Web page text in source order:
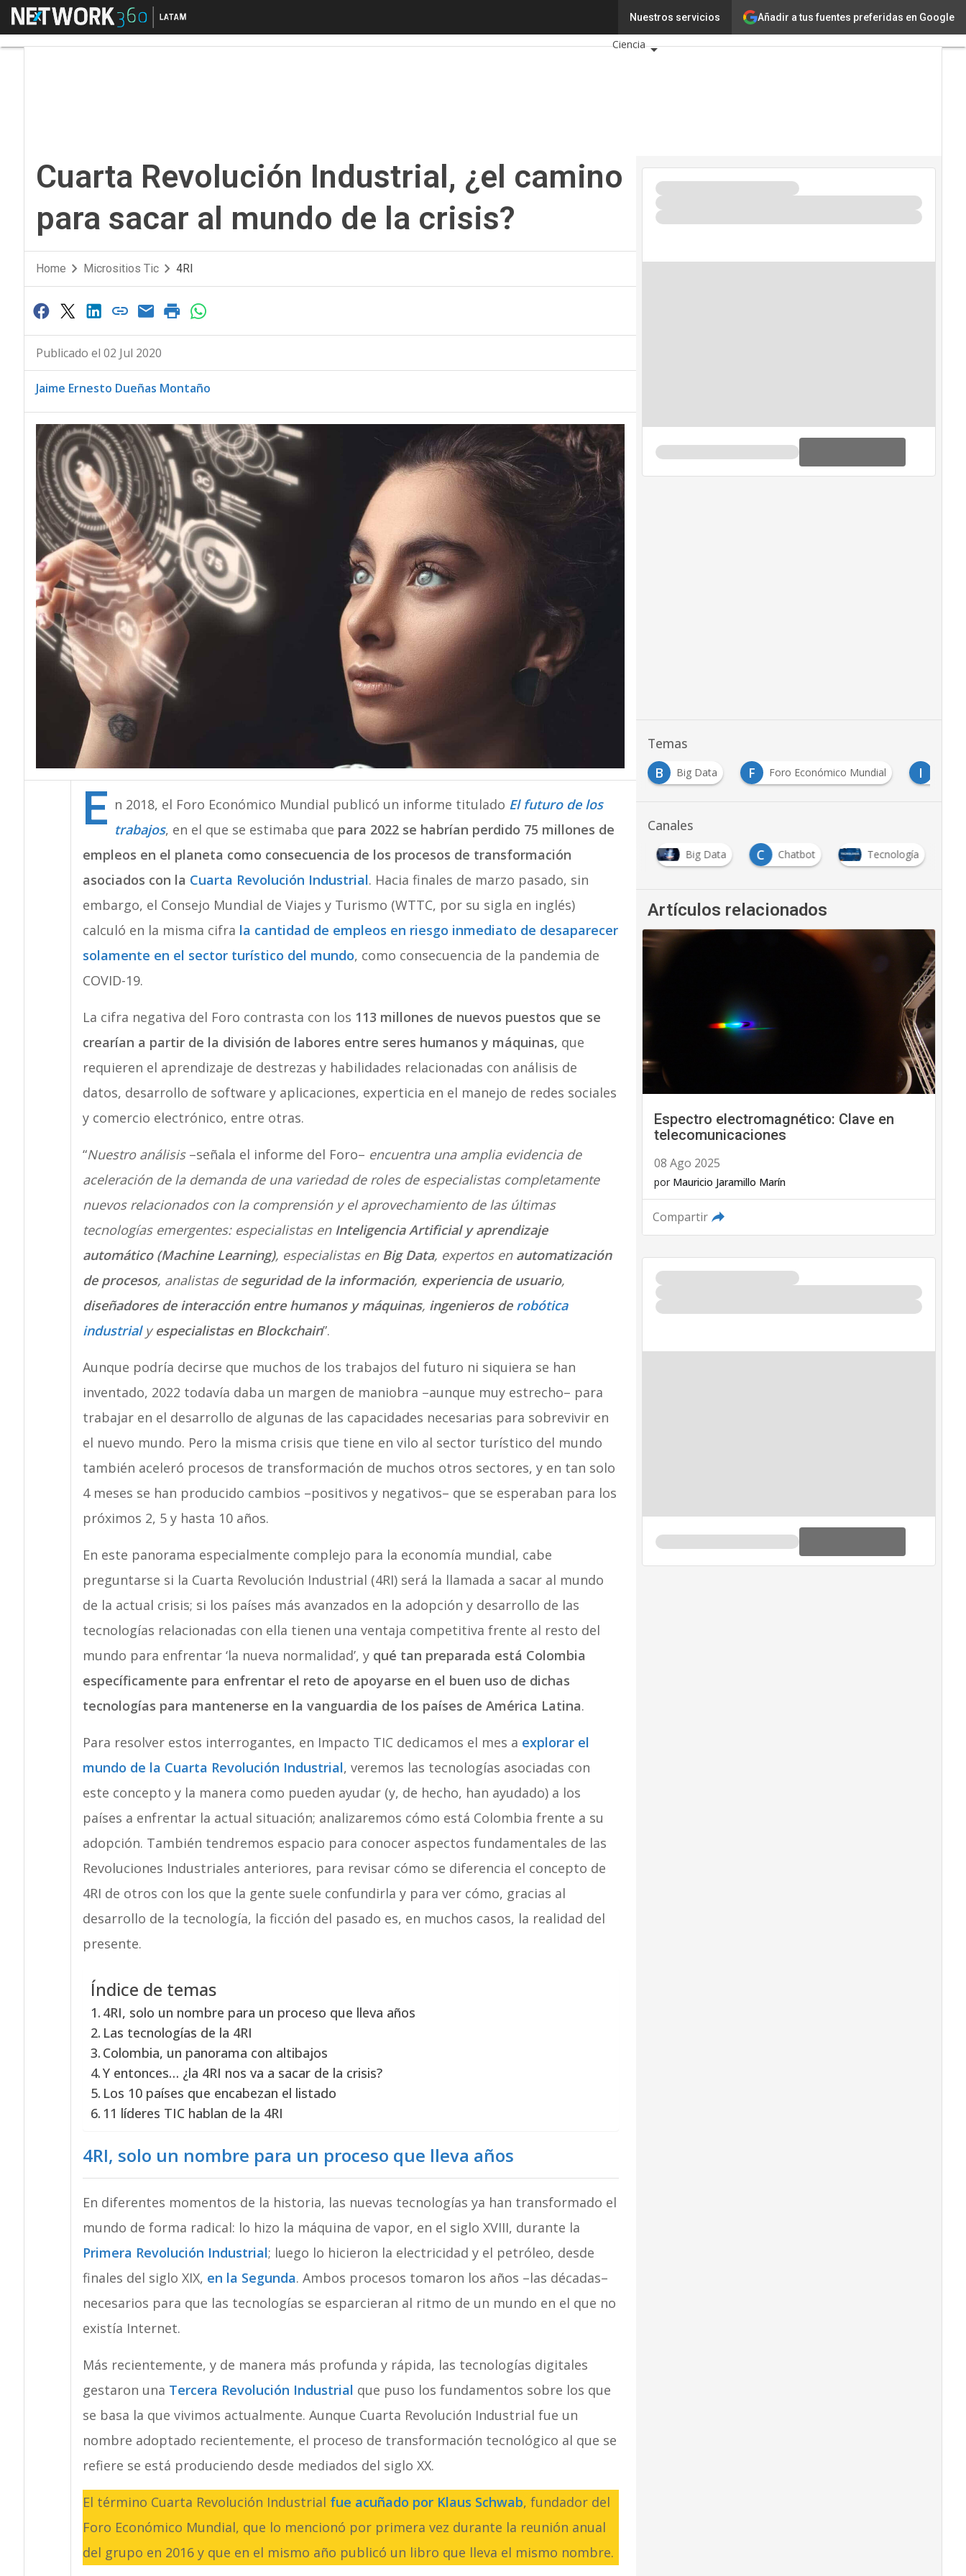
Añadir a tus fuentes preferidas en Google
Nuestros servicios
Menú Tecnología
Innovación
Ciencia
Cuarta Revolución Industrial, ¿el camino
para sacar al mundo de la crisis?
Home Micrositios Tic 4RI
Publicado el 02 Jul 2020
Jaime Ernesto Dueñas Montaño
E n 2018, el Foro Económico Mundial publicó un informe titulado El futuro de los
trabajos, en el que se estimaba que para 2022 se habrían perdido 75 millones de
empleos en el planeta como consecuencia de los procesos de transformación
asociados con la Cuarta Revolución Industrial. Hacia finales de marzo pasado, sin
embargo, el Consejo Mundial de Viajes y Turismo (WTTC, por su sigla en inglés)
calculó en la misma cifra la cantidad de empleos en riesgo inmediato de desaparecer
solamente en el sector turístico del mundo, como consecuencia de la pandemia de
COVID-19.
La cifra negativa del Foro contrasta con los 113 millones de nuevos puestos que se
crearían a partir de la división de labores entre seres humanos y máquinas, que
requieren el aprendizaje de destrezas y habilidades relacionadas con análisis de
datos, desarrollo de software y aplicaciones, experticia en el manejo de redes sociales
y comercio electrónico, entre otras.
“Nuestro análisis –señala el informe del Foro– encuentra una amplia evidencia de
aceleración de la demanda de una variedad de roles de especialistas completamente
nuevos relacionados con la comprensión y el aprovechamiento de las últimas
tecnologías emergentes: especialistas en Inteligencia Artificial y aprendizaje
automático (Machine Learning), especialistas en Big Data, expertos en automatización
de procesos, analistas de seguridad de la información, experiencia de usuario,
diseñadores de interacción entre humanos y máquinas, ingenieros de robótica
industrial y especialistas en Blockchain”.
Aunque podría decirse que muchos de los trabajos del futuro ni siquiera se han
inventado, 2022 todavía daba un margen de maniobra –aunque muy estrecho– para
trabajar en el desarrollo de algunas de las capacidades necesarias para sobrevivir en
el nuevo mundo. Pero la misma crisis que tiene en vilo al sector turístico del mundo
también aceleró procesos de transformación de muchos otros sectores, y en tan solo
4 meses se han producido cambios –positivos y negativos– que se esperaban para los
próximos 2, 5 y hasta 10 años.
En este panorama especialmente complejo para la economía mundial, cabe
preguntarse si la Cuarta Revolución Industrial (4RI) será la llamada a sacar al mundo
de la actual crisis; si los países más avanzados en la adopción y desarrollo de las
tecnologías relacionadas con ella tienen una ventaja competitiva frente al resto del
mundo para enfrentar ‘la nueva normalidad’, y qué tan preparada está Colombia
específicamente para enfrentar el reto de apoyarse en el buen uso de dichas
tecnologías para mantenerse en la vanguardia de los países de América Latina.
Para resolver estos interrogantes, en Impacto TIC dedicamos el mes a explorar el
mundo de la Cuarta Revolución Industrial, veremos las tecnologías asociadas con
este concepto y la manera como pueden ayudar (y, de hecho, han ayudado) a los
países a enfrentar la actual situación; analizaremos cómo está Colombia frente a su
adopción. También tendremos espacio para conocer aspectos fundamentales de las
Revoluciones Industriales anteriores, para revisar cómo se diferencia el concepto de
4RI de otros con los que la gente suele confundirla y para ver cómo, gracias al
desarrollo de la tecnología, la ficción del pasado es, en muchos casos, la realidad del
presente.
Índice de temas
4RI, solo un nombre para un proceso que lleva años
Las tecnologías de la 4RI
Colombia, un panorama con altibajos
Y entonces… ¿la 4RI nos va a sacar de la crisis?
Los 10 países que encabezan el listado
11 líderes TIC hablan de la 4RI
4RI, solo un nombre para un proceso que lleva años
En diferentes momentos de la historia, las nuevas tecnologías ya han transformado el
mundo de forma radical: lo hizo la máquina de vapor, en el siglo XVIII, durante la
Primera Revolución Industrial; luego lo hicieron la electricidad y el petróleo, desde
finales del siglo XIX, en la Segunda. Ambos procesos tomaron los años –las décadas–
necesarios para que las tecnologías se esparcieran al ritmo de un mundo en el que no
existía Internet.
Más recientemente, y de manera más profunda y rápida, las tecnologías digitales
gestaron una Tercera Revolución Industrial que puso los fundamentos sobre los que
se basa la que vivimos actualmente. Aunque Cuarta Revolución Industrial fue un
nombre adoptado recientemente, el proceso de transformación tecnológico al que se
refiere se está produciendo desde mediados del siglo XX.
El término Cuarta Revolución Industrial fue acuñado por Klaus Schwab, fundador del
Foro Económico Mundial, que lo mencionó por primera vez durante la reunión anual
del grupo en 2016 y que en el mismo año publicó un libro que lleva el mismo nombre.
Temas
4
4RI B Big Data F Foro Económico Mundial I
Canales
Big Data C Chatbot Tecnología
Artículos relacionados
Espectro electromagnético: Clave en
telecomunicaciones
08 Ago 2025
por Mauricio Jaramillo Marín
Compartir